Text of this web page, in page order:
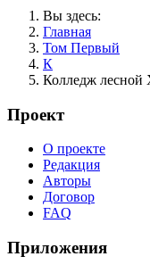
Вы здесь:
Главная
Том Первый
К
Колледж лесной
Проект
О проекте
Редакция
Авторы
Договор
FAQ
Приложения